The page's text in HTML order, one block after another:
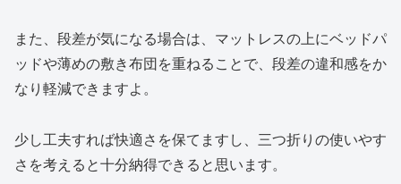
また、段差が気になる場合は、マットレスの上にベッドパ
ッドや薄めの敷き布団を重ねることで、段差の違和感をか
なり軽減できますよ。
少し工夫すれば快適さを保てますし、三つ折りの使いやす
さを考えると十分納得できると思います。